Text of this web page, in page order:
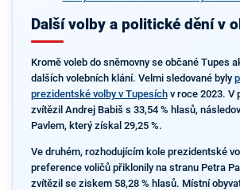
Další volby a politické dění v
Kromě voleb do sněmovny se občané Tupes
dalších volebních klání. Velmi sledované byly
prezidentské volby v Tupesíchv roce 2023. V
zvítězil Andrej Babiš s 33,54 % hlasů,
Pavlem, který získal 29,25 %.
Ve druhém, rozhodujícím kole prezidentské
preference voličů přiklonily na stranu Petra
zvítězil se ziskem 58,28 % hlasů. Místní